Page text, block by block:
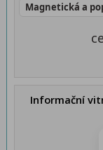
Magnetická a
Informační